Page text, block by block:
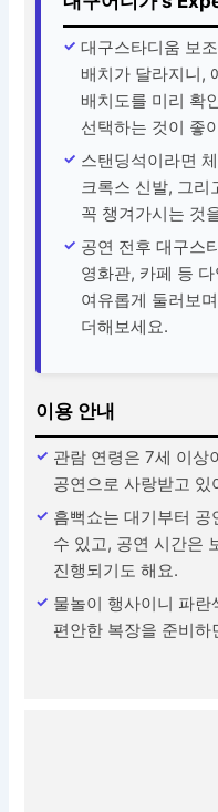
대구스타디움 보
배치가 달라지니,
배치도를 미리 확
선택하는 것이 좋
스탠딩석이라면
크록스 신발, 그리
꼭 챙겨가시는 것
공연 전후 대구스
영화관, 카페 등
여유롭게 둘러보
더해보세요.
이용 안내
관람 연령은 7세 이상
공연으로 사랑받고 있
흠뻑쇼는 대기부터
수 있고, 공연 시간은
진행되기도 해요.
물놀이 행사이니 파
편안한 복장을 준비하